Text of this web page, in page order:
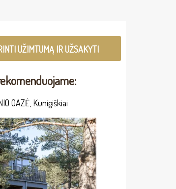
UŽIMTUMĄ IR UŽSAKYTI
OAZĖ, Kunigiškiai